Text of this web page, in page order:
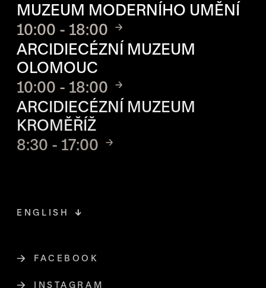
MUZEUM MODERNÍHO UMĚNÍ
10:00 - 18:00
ARCIDIECÉZNÍ MUZEUM
OLOMOUC
10:00 - 18:00
ARCIDIECÉZNÍ MUZEUM
KROMĚŘÍŽ
8:30 - 17:00
FACEBOOKODKAZ SE OTEVŘE NA NOVÉ
INSTAGRAMODKAZ SE OTEVŘE NA NOVÉ
ENGLISH